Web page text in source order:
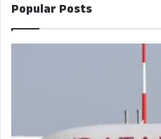
Popular Posts